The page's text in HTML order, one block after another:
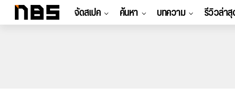
จัดสเปค ค้นหา บทความ รีวิวล่า